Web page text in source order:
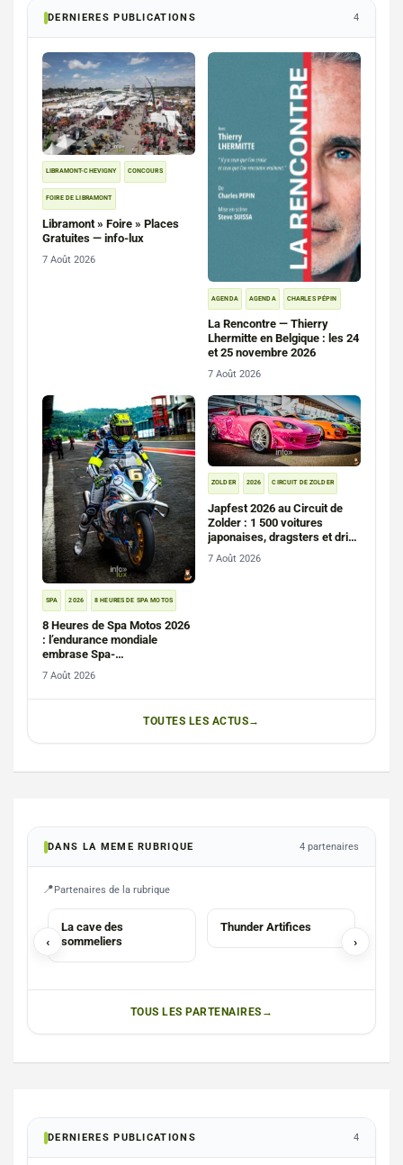
DERNIERES PUBLICATIONS 4
LIBRAMONT-CHEVIGNY CONCOURS
FOIRE DE LIBRAMONT
Libramont » Foire » Places
Gratuites — info-lux
7 Août 2026
AGENDA AGENDA CHARLES PÉPIN
La Rencontre — Thierry
Lhermitte en Belgique : les 24
et 25 novembre 2026
7 Août 2026
SPA 2026 8 HEURES DE SPA MOTOS
8 Heures de Spa Motos 2026
: l’endurance mondiale
embrase Spa-
Francorchamps (photos)
7 Août 2026
ZOLDER 2026 CIRCUIT DE ZOLDER
Japfest 2026 au Circuit de
Zolder : 1 500 voitures
japonaises, dragsters et drift
(photos)
7 Août 2026
TOUTES LES ACTUS
DANS LA MEME RUBRIQUE 4 partenaires
Partenaires de la rubrique
‹ ›
SOMMELIER
La cave des
sommeliers
Thunder Artifices
TOUS LES PARTENAIRES
DERNIERES PUBLICATIONS 4